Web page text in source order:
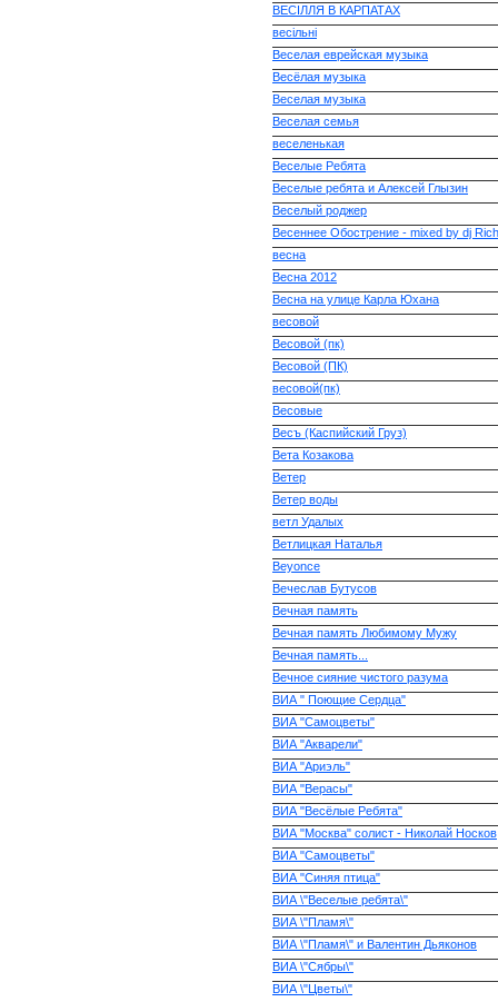
ВЕСІЛЛЯ В КАРПАТАХ
весільні
Веселая еврейская музыка
Весёлая музыка
Веселая музыка
Веселая семья
веселенькая
Веселые Ребята
Веселые ребята и Алексей Глызин
Веселый роджер
Весеннее Обострение - mixed by dj
весна
Весна 2012
Весна на улице Карла Юхана
весовой
Весовой (пк)
Весовой (ПК)
весовой(пк)
Весовые
Весъ (Каспийский Груз)
Вета Козакова
Ветер
Ветер воды
ветл Удалых
Ветлицкая Наталья
Веуоnсе
Вечеслав Бутусов
Вечная память
Вечная память Любимому Мужу
Вечная память...
Вечное сияние чистого разума
ВИА " Поющие Сердца"
ВИА "Самоцветы"
ВИА "Акварели"
ВИА "Ариэль"
ВИА "Верасы"
ВИА "Весёлые Ребята"
ВИА "Москва" солист - Николай Носков
ВИА "Самоцветы"
ВИА "Синяя птица"
ВИА \"Веселые ребята\"
ВИА \"Пламя\"
ВИА \"Пламя\" и Валентин Дьяконов
ВИА \"Сябры\"
ВИА \"Цветы\"